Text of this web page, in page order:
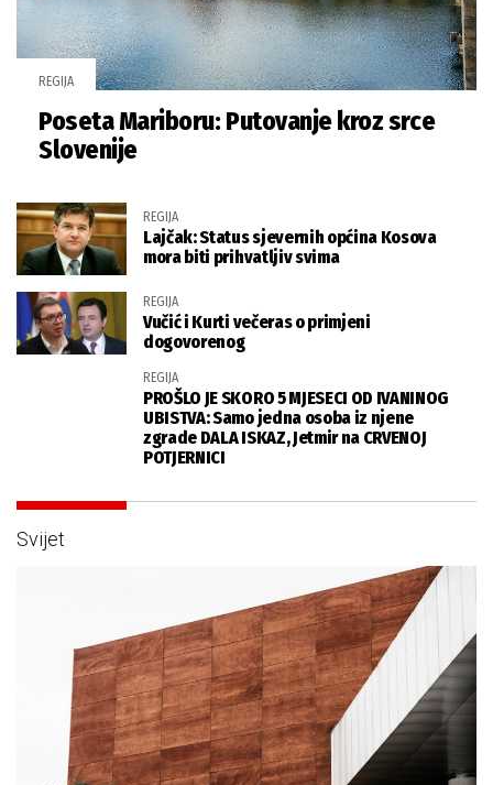
REGIJA
Poseta Mariboru: Putovanje kroz srce
Slovenije
REGIJA
Lajčak: Status sjevernih općina Kosova
mora biti prihvatljiv svima
REGIJA
Vučić i Kurti večeras o primjeni
dogovorenog
REGIJA
PROŠLO JE SKORO 5 MJESECI OD IVANINOG
UBISTVA: Samo jedna osoba iz njene
zgrade DALA ISKAZ, Jetmir na CRVENOJ
POTJERNICI
Svijet